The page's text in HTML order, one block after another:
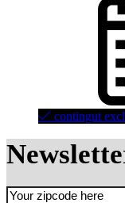
contingut